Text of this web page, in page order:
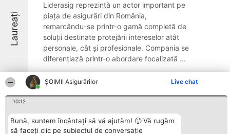
ȘOIMII Asigurărilor Live chat
10:12
Bună, suntem încântați să vă ajutăm! 🙂 Vă rugăm
să faceți clic pe subiectul de conversație
Laureați
Liderasig reprezintă un actor important pe
piața de asigurări din România,
remarcându-se printr-o gamă completă de
soluții destinate protejării intereselor atât
personale, cât și profesionale. Compania se
diferențiază printr-o abordare focalizată ...
8.5
GBK Soluții-Transilvania Broker